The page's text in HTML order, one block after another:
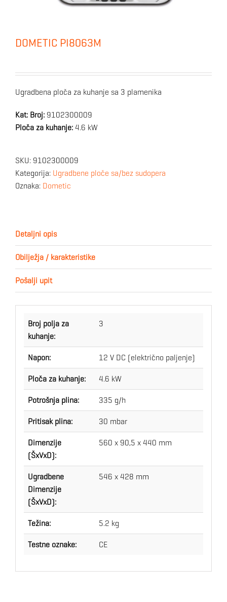
DOMETIC PI8063M
Ugradbena ploča za kuhanje sa 3 plamenika
Kat: Broj: 9102300009
Ploča za kuhanje: 4.6 kW
SKU: 9102300009
Kategorija: Ugradbene ploče sa/bez sudopera
Oznaka: Dometic
Detaljni opis
Obilježja / karakteristike
Pošalji upit
Broj polja za
kuhanje:
3
Napon: 12 V DC (električno paljenje)
Ploča za kuhanje: 4.6 kW
Potrošnja plina: 335 g/h
Pritisak plina: 30 mbar
Dimenzije
(ŠxVxD):
560 x 90,5 x 440 mm
Ugradbene
Dimenzije
(ŠxVxD):
546 x 428 mm
Težina: 5.2 kg
Testne oznake: CE